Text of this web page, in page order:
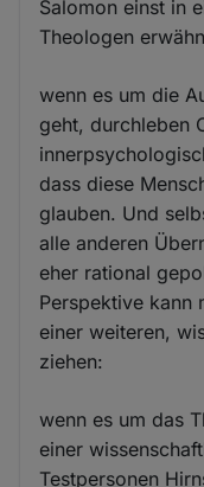
Salomon einst in
Theologen
wenn es um die
geht, durchleben
dass diese
glauben. Und
alle anderen
eher rational
Perspektive kann
einer weiteren,
ziehen:
wenn es um das
einer
Testpersonen